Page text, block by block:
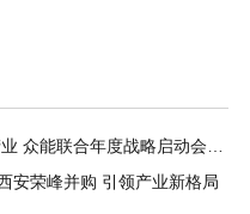
众能联合年度战略启动会圆
安荣峰并购 引领产业新格局